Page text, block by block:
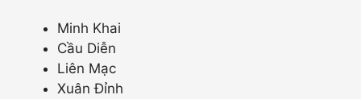
Minh Khai
Cầu Diễn
Liên Mạc
Xuân Đỉnh